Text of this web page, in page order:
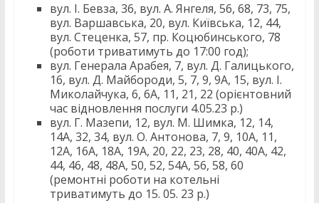
вул. І. Бевза, 36, вул. А. Янгеля, 56, 68, 73, 75,
вул. Варшавська, 20, вул. Київська, 12, 44,
вул. Стеценка, 57, пр. Коцюбинського, 78
(роботи триватимуть до 17:00 год);
вул. Генерала Арабея, 7, вул. Д. Галицького,
16, вул. Д. Майбороди, 5, 7, 9, 9А, 15, вул. І.
Миколайчука, 6, 6А, 11, 21, 22 (орієнтовний
час відновлення послуги 4.05.23 р.)
вул. Г. Мазепи, 12, вул. М. Шимка, 12, 14,
14А, 32, 34, вул. О. Антонова, 7, 9, 10А, 11,
12А, 16А, 18А, 19А, 20, 22, 23, 28, 40, 40А, 42,
44, 46, 48, 48А, 50, 52, 54А, 56, 58, 60
(ремонтні роботи на котельні
триватимуть до 15. 05. 23 р.)